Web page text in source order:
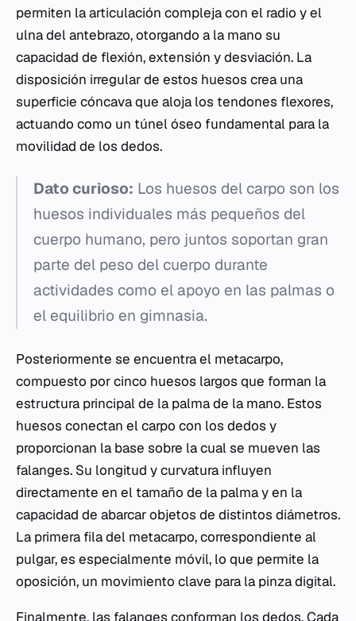
permiten la articulación compleja con el radio y el
ulna del antebrazo, otorgando a la mano su
capacidad de flexión, extensión y desviación. La
disposición irregular de estos huesos crea una
superficie cóncava que aloja los tendones flexores,
actuando como un túnel óseo fundamental para la
movilidad de los dedos.
Dato curioso: Los huesos del carpo son los
huesos individuales más pequeños del
cuerpo humano, pero juntos soportan gran
parte del peso del cuerpo durante
actividades como el apoyo en las palmas o
el equilibrio en gimnasia.
Posteriormente se encuentra el metacarpo,
compuesto por cinco huesos largos que forman la
estructura principal de la palma de la mano. Estos
huesos conectan el carpo con los dedos y
proporcionan la base sobre la cual se mueven las
falanges. Su longitud y curvatura influyen
directamente en el tamaño de la palma y en la
capacidad de abarcar objetos de distintos diámetros.
La primera fila del metacarpo, correspondiente al
pulgar, es especialmente móvil, lo que permite la
oposición, un movimiento clave para la pinza digital.
Finalmente, las falanges conforman los dedos. Cada